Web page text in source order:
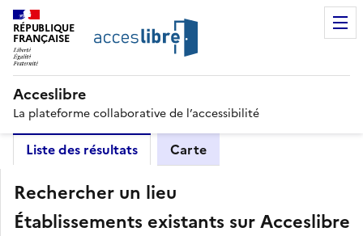
RÉPUBLIQUE
FRANÇAISE
Acceslibre
La plateforme collaborative de l’accessibilité
Liste des résultats Carte
Rechercher un lieu
Établissements existants sur Acceslibre